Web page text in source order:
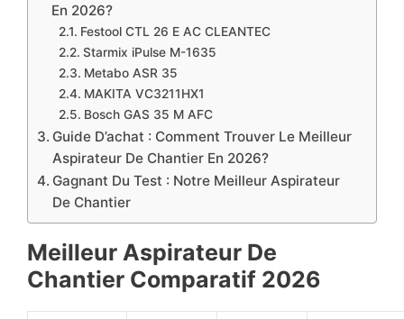
En 2026?
Festool CTL 26 E AC CLEANTEC
Starmix iPulse M-1635
Metabo ASR 35
MAKITA VC3211HX1
Bosch GAS 35 M AFC
Guide D’achat : Comment Trouver Le Meilleur
Aspirateur De Chantier En 2026?
​Gagnant Du Test : Notre Meilleur Aspirateur
De Chantier
Meilleur Aspirateur De
Chantier Comparatif 2026